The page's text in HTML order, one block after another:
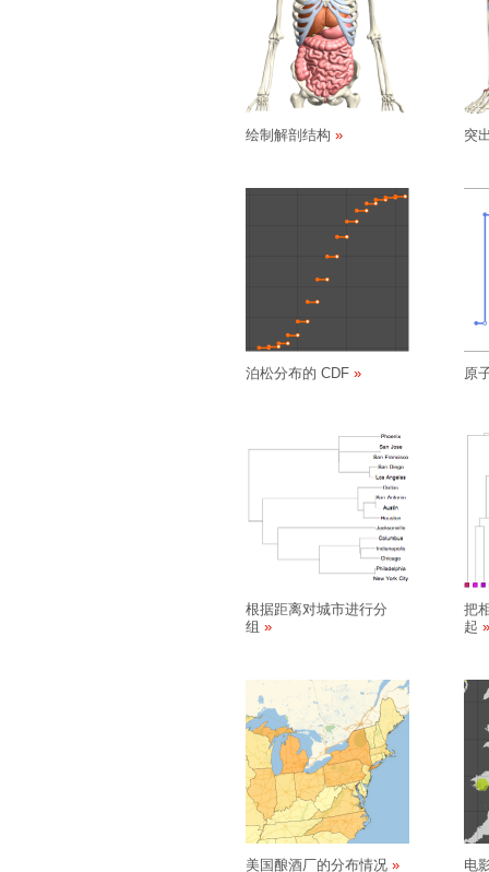
绘制解剖结构 突
泊松分布的 CDF 原
根据距离对城市进行分
组
把
起
美国酿酒厂的分布情况 电